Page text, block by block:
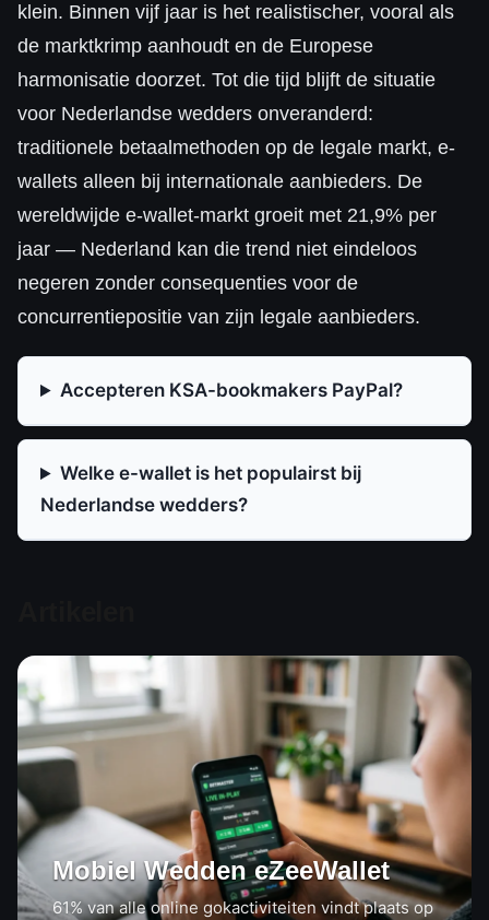
klein. Binnen vijf jaar is het realistischer, vooral als
de marktkrimp aanhoudt en de Europese
harmonisatie doorzet. Tot die tijd blijft de situatie
voor Nederlandse wedders onveranderd:
traditionele betaalmethoden op de legale markt, e-
wallets alleen bij internationale aanbieders. De
wereldwijde e-wallet-markt groeit met 21,9% per
jaar — Nederland kan die trend niet eindeloos
negeren zonder consequenties voor de
concurrentiepositie van zijn legale aanbieders.
Accepteren KSA-bookmakers PayPal?
Welke e-wallet is het populairst bij
Nederlandse wedders?
Mobiel Wedden eZeeWallet
61% van alle online gokactiviteiten vindt plaats op